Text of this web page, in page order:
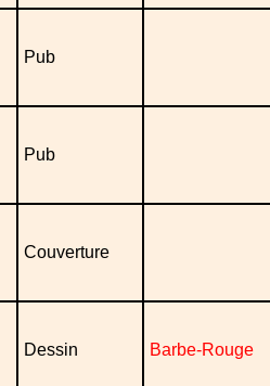
Pub
Pub
Couverture
Dessin Barbe-Rouge